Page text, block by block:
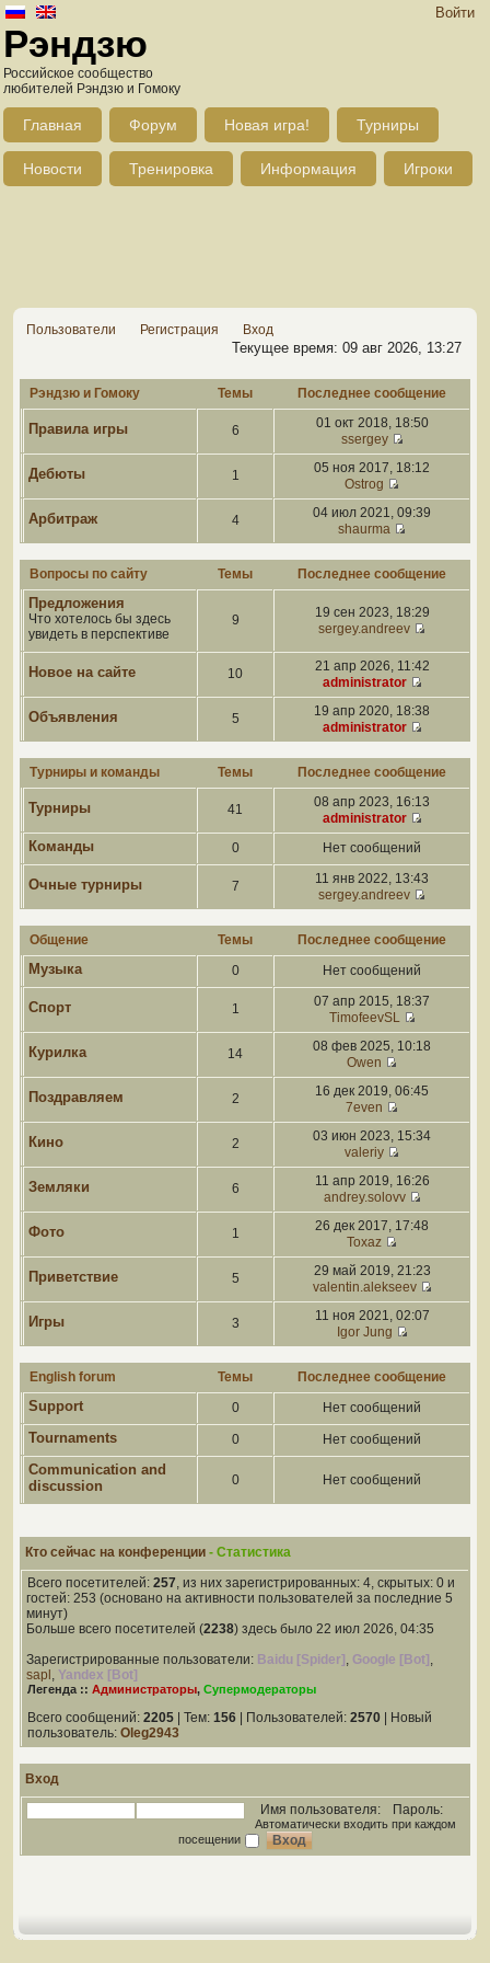
Войти
Рэндзю
Российское сообщество
любителей Рэндзю и Гомоку
Главная Форум Новая игра! Турниры
Новости Тренировка Информация Игроки
Пользователи Регистрация Вход
Текущее время: 09 авг 2026, 13:27
Рэндзю и Гомоку Темы Последнее сообщение
Правила игры 6
01 окт 2018, 18:50
ssergey
Дебюты 1
05 ноя 2017, 18:12
Ostrog
Арбитраж 4
04 июл 2021, 09:39
shaurma
Вопросы по сайту Темы Последнее сообщение
Предложения
Что хотелось бы здесь
увидеть в перспективе
9
19 сен 2023, 18:29
sergey.andreev
Новое на сайте 10
21 апр 2026, 11:42
administrator
Объявления 5
19 апр 2020, 18:38
administrator
Турниры и команды Темы Последнее сообщение
Турниры 41
08 апр 2023, 16:13
administrator
Команды 0 Нет сообщений
Очные турниры 7
11 янв 2022, 13:43
sergey.andreev
Общение Темы Последнее сообщение
Музыка 0 Нет сообщений
Спорт 1
07 апр 2015, 18:37
TimofeevSL
Курилка 14
08 фев 2025, 10:18
Owen
Поздравляем 2
16 дек 2019, 06:45
7even
Кино 2
03 июн 2023, 15:34
valeriy
Земляки 6
11 апр 2019, 16:26
andrey.solovv
Фото 1
26 дек 2017, 17:48
Toxaz
Приветствие 5
29 май 2019, 21:23
valentin.alekseev
Игры 3
11 ноя 2021, 02:07
Igor Jung
English forum Темы Последнее сообщение
Support 0 Нет сообщений
Tournaments 0 Нет сообщений
Communication and
discussion
0 Нет сообщений
Кто сейчас на конференции - Статистика
Всего посетителей: 257, из них зарегистрированных: 4, скрытых: 0 и
гостей: 253 (основано на активности пользователей за последние 5
минут)
Больше всего посетителей (2238) здесь было 22 июл 2026, 04:35
Зарегистрированные пользователи: Baidu [Spider] , Google [Bot] ,
sapl , Yandex [Bot]
Легенда :: Администраторы, Супермодераторы
Всего сообщений: 2205 | Тем: 156 | Пользователей: 2570 | Новый
пользователь: Oleg2943
Вход
Имя пользователя:
Пароль:
Автоматически входить при каждом
посещении